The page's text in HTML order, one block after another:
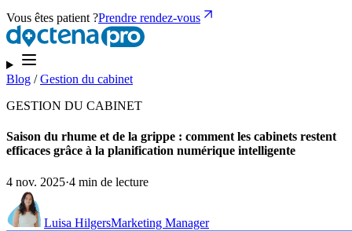
Vous êtes patient ?Prendre rendez-vous
Blog /Gestion du cabinet
GESTION DU CABINET
Saison du rhume et de la grippe : comment les cabinets restent
efficaces grâce à la planification numérique intelligente
4 nov. 2025·4 min de lecture
Luisa HilgersMarketing Manager